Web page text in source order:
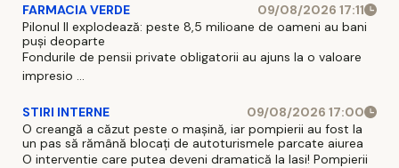
FARMACIA VERDE
09/08/2026 17:11
Pilonul II explodează: peste 8,5 milioane de oameni au bani
puși deoparte
Fondurile de pensii private obligatorii au ajuns la o valoare
impresio ...
STIRI INTERNE
09/08/2026 17:00
O creangă a căzut peste o mașină, iar pompierii au fost la
un pas să rămână blocați de autoturismele parcate aiurea
O interventie care putea deveni dramatică la Iasi! Pompierii